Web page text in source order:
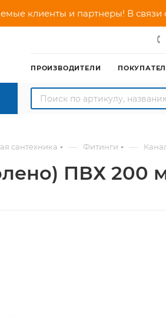
клиенты и партнеры! В связи
ПРОИЗВОДИТЕЛИ
сантехника — Фитинги —
ПВХ 200